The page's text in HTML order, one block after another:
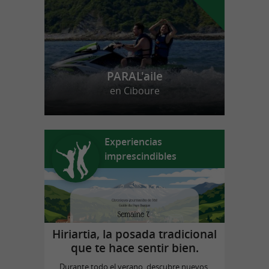
PARAL'aile
en Ciboure
Experiencias
imprescindibles
Hiriartia, la posada tradicional
que te hace sentir bien.
Durante todo el verano, descubre nuevos